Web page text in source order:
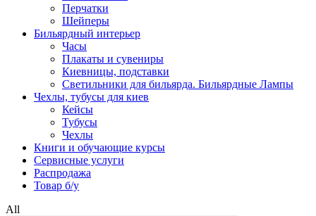
Перчатки
Шейперы
Бильярдный интерьер
Часы
Плакаты и сувениры
Киевницы, подставки
Светильники для бильярда. Бильярдные Лампы
Чехлы, тубусы для киев
Кейсы
Тубусы
Чехлы
Книги и обучающие курсы
Сервисные услуги
Распродажа
Товар б/у
All